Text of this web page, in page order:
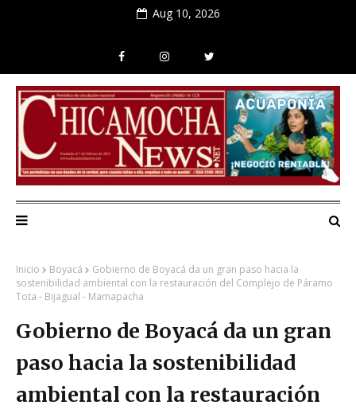
Aug 10, 2026
Inicio Boyacá
Gobierno de Boyacá da un gran paso hacia la
sostenibilidad ambiental con la restauración del Complejo de Páramo
Tota - Bijagual - Mamapacha
Gobierno de Boyacá da un gran
paso hacia la sostenibilidad
ambiental con la restauración